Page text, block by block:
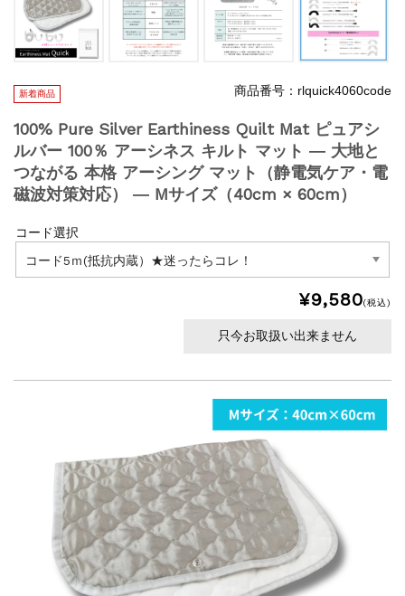
新着商品 商品番号：rlquick4060code
100% Pure Silver Earthiness Quilt Mat ピュアシ
ルバー 100％ アーシネス キルト マット ― 大地と
つながる 本格 アーシング マット（静電気ケア・電
磁波対策対応） ― Mサイズ（40cm × 60cm）
コード選択
¥9,580(税込)
只今お取扱い出来ません